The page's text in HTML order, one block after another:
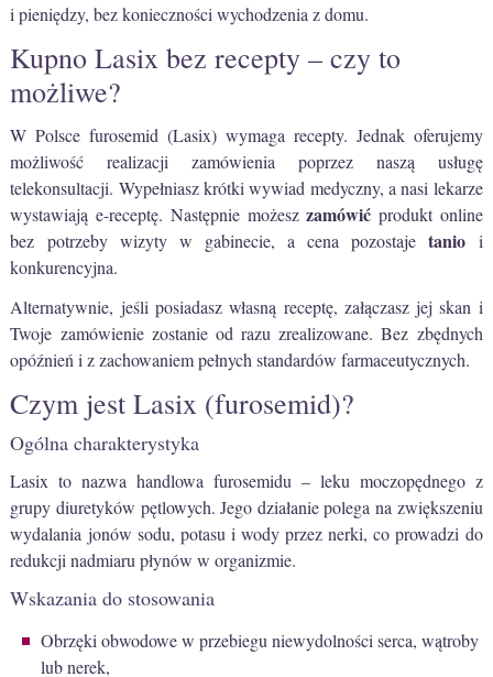
i pieniędzy, bez konieczności wychodzenia z domu.
Kupno Lasix bez recepty – czy to
możliwe?
W Polsce furosemid (Lasix) wymaga recepty. Jednak oferujemy
możliwość realizacji zamówienia poprzez naszą usługę
telekonsultacji. Wypełniasz krótki wywiad medyczny, a nasi lekarze
wystawiają e-receptę. Następnie możeszzamówić produkt online
bez potrzeby wizyty w gabinecie, a cena pozostajetanio i
konkurencyjna.
Alternatywnie, jeśli posiadasz własną receptę, załączasz jej skan i
Twoje zamówienie zostanie od razu zrealizowane. Bez zbędnych
opóźnień i z zachowaniem pełnych standardów farmaceutycznych.
Czym jest Lasix (furosemid)?
Ogólna charakterystyka
Lasix to nazwa handlowa furosemidu – leku moczopędnego z
grupy diuretyków pętlowych. Jego działanie polega na zwiększeniu
wydalania jonów sodu, potasu i wody przez nerki, co prowadzi do
redukcji nadmiaru płynów w organizmie.
Wskazania do stosowania
Obrzęki obwodowe w przebiegu niewydolności serca, wątroby
lub nerek,